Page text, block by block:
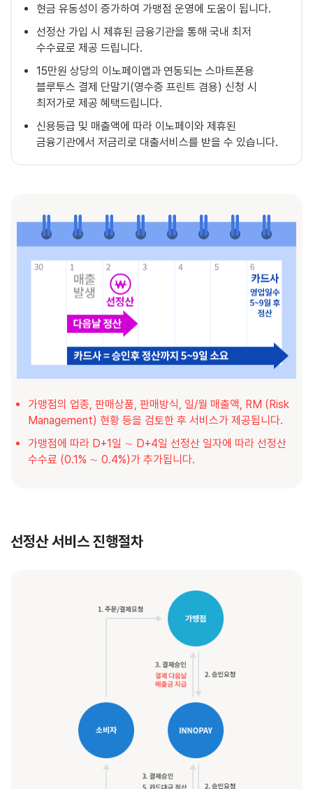
현금 유동성이 증가하여 가맹점 운영에 도움이 됩니다.
선정산 가입 시 제휴된 금융기관을 통해 국내 최저
수수료로 제공 드립니다.
15만원 상당의 이노페이앱과 연동되는 스마트폰용
블루투스 결제 단말기(영수증 프린트 겸용) 신청 시
최저가로 제공 혜택드립니다.
신용등급 및 매출액에 따라 이노페이와 제휴된
금융기관에서 저금리로 대출서비스를 받을 수 있습니다.
가맹점의 업종, 판매상품, 판매방식, 일/월 매출액, RM (Risk
Management) 현황 등을 검토한 후 서비스가 제공됩니다.
가맹점에 따라 D+1일 ∼ D+4일 선정산 일자에 따라 선정산
수수료 (0.1% ∼ 0.4%)가 추가됩니다.
선정산 서비스 진행절차